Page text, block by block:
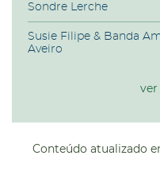
Sondre Lerche
Susie Filipe & Banda
Aveiro
Conteúdo atualizado